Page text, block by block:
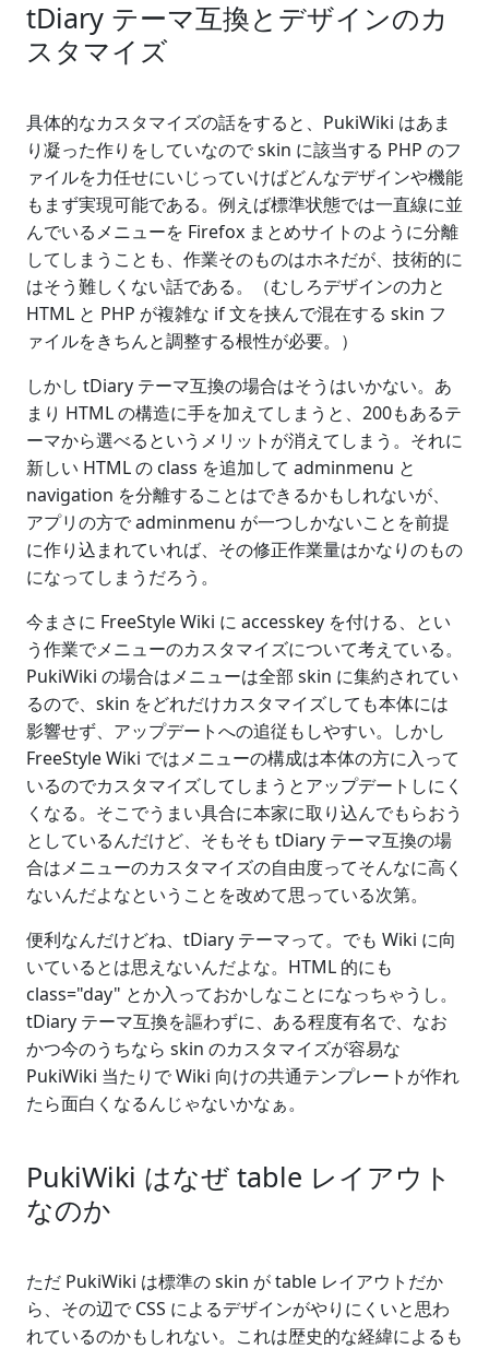
tDiary テーマ互換とデザインのカ
スタマイズ
具体的なカスタマイズの話をすると、PukiWiki はあま
り凝った作りをしていなので skin に該当する PHP のフ
ァイルを力任せにいじっていけばどんなデザインや機能
もまず実現可能である。例えば標準状態では一直線に並
んでいるメニューを Firefox まとめサイトのように分離
してしまうことも、作業そのものはホネだが、技術的に
はそう難しくない話である。（むしろデザインの力と
HTML と PHP が複雑な if 文を挟んで混在する skin フ
ァイルをきちんと調整する根性が必要。）
しかし tDiary テーマ互換の場合はそうはいかない。あ
まり HTML の構造に手を加えてしまうと、200もあるテ
ーマから選べるというメリットが消えてしまう。それに
新しい HTML の class を追加して adminmenu と
navigation を分離することはできるかもしれないが、
アプリの方で adminmenu が一つしかないことを前提
に作り込まれていれば、その修正作業量はかなりのもの
になってしまうだろう。
今まさに FreeStyle Wiki に accesskey を付ける、とい
う作業でメニューのカスタマイズについて考えている。
PukiWiki の場合はメニューは全部 skin に集約されてい
るので、skin をどれだけカスタマイズしても本体には
影響せず、アップデートへの追従もしやすい。しかし
FreeStyle Wiki ではメニューの構成は本体の方に入って
いるのでカスタマイズしてしまうとアップデートしにく
くなる。そこでうまい具合に本家に取り込んでもらおう
としているんだけど、そもそも tDiary テーマ互換の場
合はメニューのカスタマイズの自由度ってそんなに高く
ないんだよなということを改めて思っている次第。
便利なんだけどね、tDiary テーマって。でも Wiki に向
いているとは思えないんだよな。HTML 的にも
class="day" とか入っておかしなことになっちゃうし。
tDiary テーマ互換を謳わずに、ある程度有名で、なお
かつ今のうちなら skin のカスタマイズが容易な
PukiWiki 当たりで Wiki 向けの共通テンプレートが作れ
たら面白くなるんじゃないかなぁ。
PukiWiki はなぜ table レイアウト
なのか
ただ PukiWiki は標準の skin が table レイアウトだか
ら、その辺で CSS によるデザインがやりにくいと思わ
れているのかもしれない。これは歴史的な経緯によるも